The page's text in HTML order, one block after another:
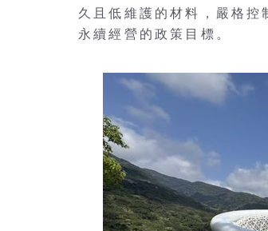
久且低維護的材料，嚴格
永續經營的政策目標。